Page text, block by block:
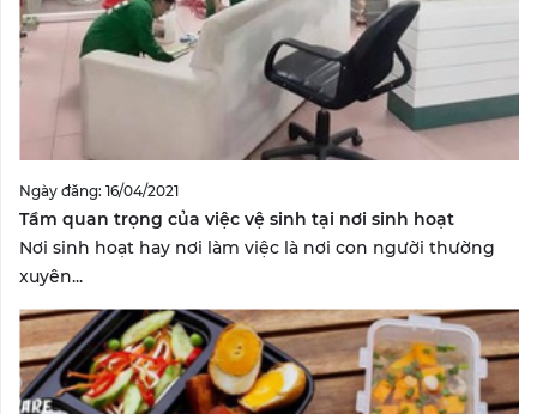
Ngày đăng: 16/04/2021
Tầm quan trọng của việc vệ sinh tại nơi sinh hoạt
Nơi sinh hoạt hay nơi làm việc là nơi con người thường
xuyên...